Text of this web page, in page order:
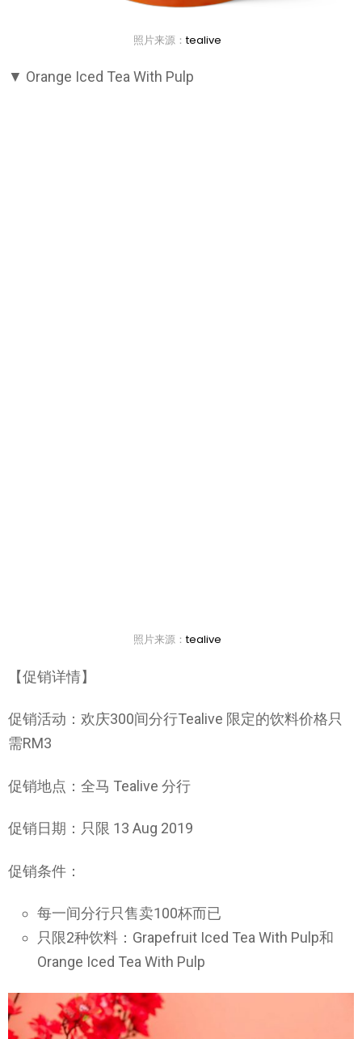
照片来源：tealive
▼ Orange Iced Tea With Pulp
照片来源：tealive
【促销详情】
促销活动：欢庆300间分行Tealive 限定的饮料价格只
需RM3
促销地点：全马 Tealive 分行
促销日期：只限 13 Aug 2019
促销条件：
每一间分行只售卖100杯而已
只限2种饮料：Grapefruit Iced Tea With Pulp和
Orange Iced Tea With Pulp